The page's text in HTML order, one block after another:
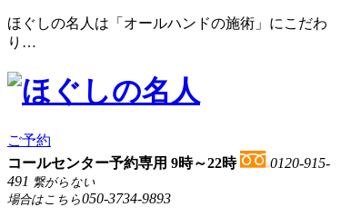
ほぐしの名人は「オールハンドの施術」にこだわ
り…
ご予約
コールセンター予約専用 9時～22時
0120-915-
491 繋がらない
場合はこちら050-3734-9893